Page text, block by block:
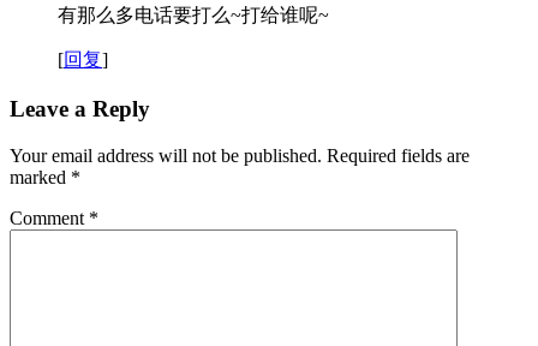
有那么多电话要打么~打给谁呢~
[回复]
Leave a Reply
Your email address will not be published. Required fields are
marked *
Comment *